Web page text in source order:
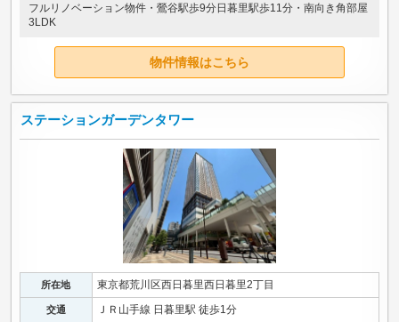
フルリノベーション物件・鶯谷駅歩9分日暮里駅歩11分・南向き角部屋
3LDK
物件情報はこちら
ステーションガーデンタワー
所在地 東京都荒川区西日暮里西日暮里2丁目
交通 ＪＲ山手線 日暮里駅 徒歩1分